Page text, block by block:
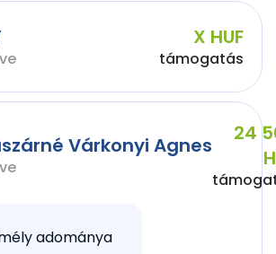
X HUF
támogatás
Várkonyi Agnes
24
adománya